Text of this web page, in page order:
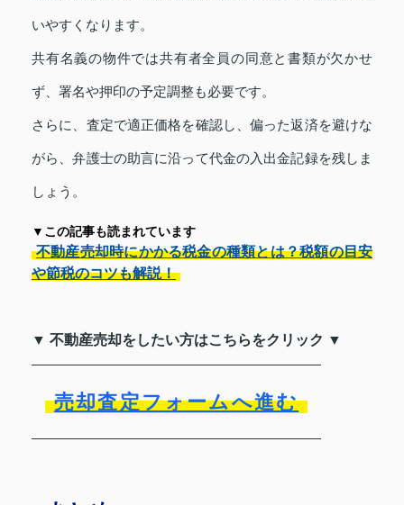
いやすくなります。
共有名義の物件では共有者全員の同意と書類が欠かせ
ず、署名や押印の予定調整も必要です。
さらに、査定で適正価格を確認し、偏った返済を避けな
がら、弁護士の助言に沿って代金の入出金記録を残しま
しょう。
▼この記事も読まれています
不動産売却時にかかる税金の種類とは？税額の目安
や節税のコツも解説！
▼ 不動産売却をしたい方はこちらをクリック ▼
売却査定フォームへ進む